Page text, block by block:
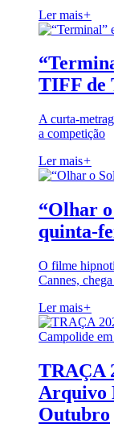
Ler mais+
TIFF de
A curta-
a competição
Ler mais+
“Olhar
quinta-
O filme
Cannes,
Ler mais+
TRAÇA
Arquivo
Outubro